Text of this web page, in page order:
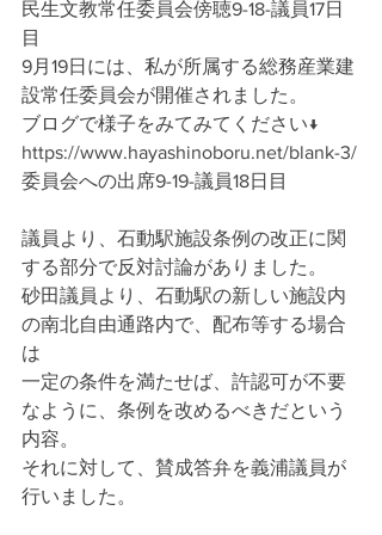
民生文教常任委員会傍聴9-18-議員17日
目
9月19日には、私が所属する総務産業建
設常任委員会が開催されました。
ブログで様子をみてみてください↓
https://www.hayashinoboru.net/blank-3/
委員会への出席9-19-議員18日目
議員より、石動駅施設条例の改正に関
する部分で反対討論がありました。
砂田議員より、石動駅の新しい施設内
の南北自由通路内で、配布等する場合
は
一定の条件を満たせば、許認可が不要
なように、条例を改めるべきだという
内容。
それに対して、賛成答弁を義浦議員が
行いました。